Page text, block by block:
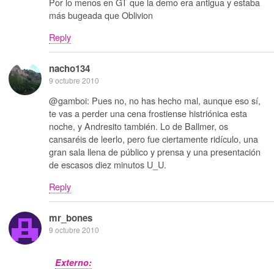
más bugeada que Oblivion
Reply
nacho134
9 octubre 2010
@gamboi: Pues no, no has hecho mal, aunque eso sí,
te vas a perder una cena frostiense histriónica esta
noche, y Andresito también. Lo de Ballmer, os
cansaréis de leerlo, pero fue ciertamente ridículo, una
gran sala llena de público y prensa y una presentación
de escasos diez minutos U_U.
Reply
mr_bones
9 octubre 2010
Externo: